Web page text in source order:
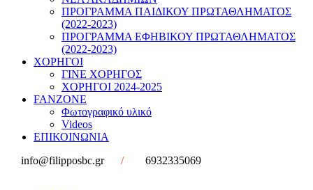
ΠΡΟΓΡΑΜΜΑ ΠΑΙΔΙΚΟΥ ΠΡΩΤΑΘΛΗΜΑΤΟΣ
(2022-2023)
ΠΡΟΓΡΑΜΜΑ ΕΦΗΒΙΚΟΥ ΠΡΩΤΑΘΛΗΜΑΤΟΣ
(2022-2023)
ΧΟΡΗΓΟΙ
ΓΙΝΕ ΧΟΡΗΓΟΣ
ΧΟΡΗΓΟΙ 2024-2025
FANZONE
Φωτογραφικό υλικό
Videos
ΕΠΙΚΟΙΝΩΝΙΑ
info@filipposbc.gr
/ 6932335069